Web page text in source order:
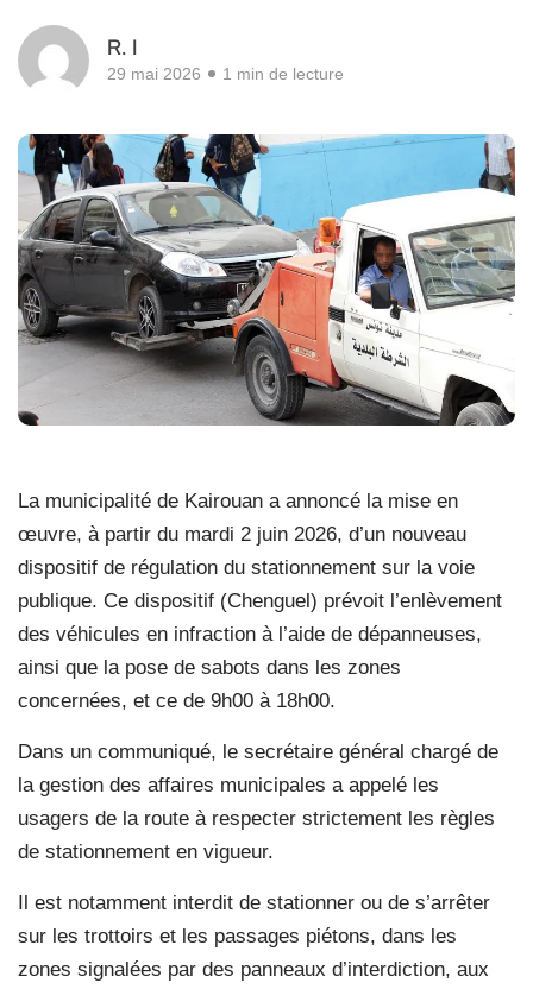
R. I
29 mai 2026 1 min de lecture
La municipalité de Kairouan a annoncé la mise en
œuvre, à partir du mardi 2 juin 2026, d’un nouveau
dispositif de régulation du stationnement sur la voie
publique. Ce dispositif (Chenguel) prévoit l’enlèvement
des véhicules en infraction à l’aide de dépanneuses,
ainsi que la pose de sabots dans les zones
concernées, et ce de 9h00 à 18h00.
Dans un communiqué, le secrétaire général chargé de
la gestion des affaires municipales a appelé les
usagers de la route à respecter strictement les règles
de stationnement en vigueur.
Il est notamment interdit de stationner ou de s’arrêter
sur les trottoirs et les passages piétons, dans les
zones signalées par des panneaux d’interdiction, aux